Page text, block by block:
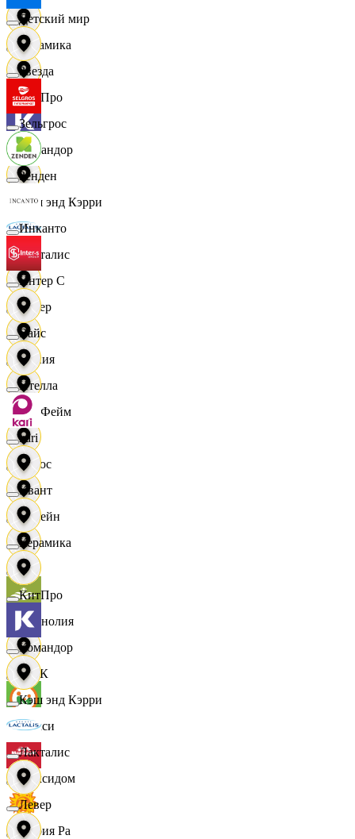
Керамика
КитПро
Командор
Кэш энд Кэрри
Лакталис
Левер
Линия
ЛисФейм
Логос
Лорейн
Луч
Магнолия
МАК
Макси
Максидом
Мария Ра
Детский мир
Звезда
Зельгрос
Зенден
Инканто
Интер С
Вайс
Ителла
kari
Квант
Керамика
КитПро
Командор
Кэш энд Кэрри
Лакталис
Левер